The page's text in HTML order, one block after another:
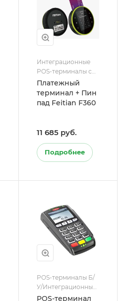
Интеграционные
POS-терминалы с
ККТ
Платежный
терминал + Пин
пад Feitian F360
11 685 руб.
Подробнее
POS-терминалы Б/
У/Интеграционные
POS-терминалы с
POS-терминал